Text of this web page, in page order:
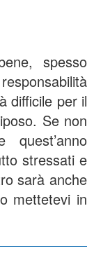
spesso
difficile per il
Se non
stressati e
sarà anche
mettetevi in